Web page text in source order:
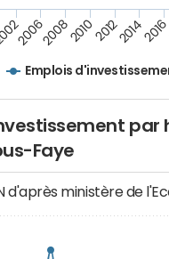
Emplois
200620082010201220142016
par
Faye
d'après ministère de